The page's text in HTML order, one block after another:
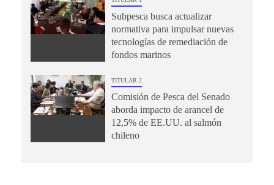
Subpesca busca actualizar
normativa para impulsar nuevas
tecnologías de remediación de
fondos marinos
TITULAR 2
Comisión de Pesca del Senado
aborda impacto de arancel de
12,5% de EE.UU. al salmón
chileno